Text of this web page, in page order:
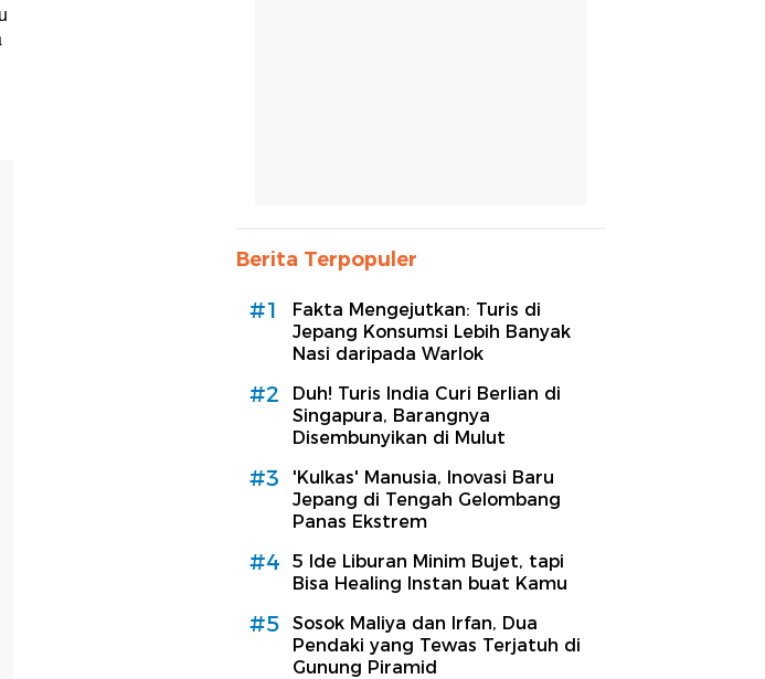
Berita Terpopuler
#1
Fakta Mengejutkan: Turis di
Jepang Konsumsi Lebih Banyak
Nasi daripada Warlok
#2
Duh! Turis India Curi Berlian di
Singapura, Barangnya
Disembunyikan di Mulut
#3
'Kulkas' Manusia, Inovasi Baru
Jepang di Tengah Gelombang
Panas Ekstrem
#4
5 Ide Liburan Minim Bujet, tapi
Bisa Healing Instan buat Kamu
#5
Sosok Maliya dan Irfan, Dua
Pendaki yang Tewas Terjatuh di
Gunung Piramid